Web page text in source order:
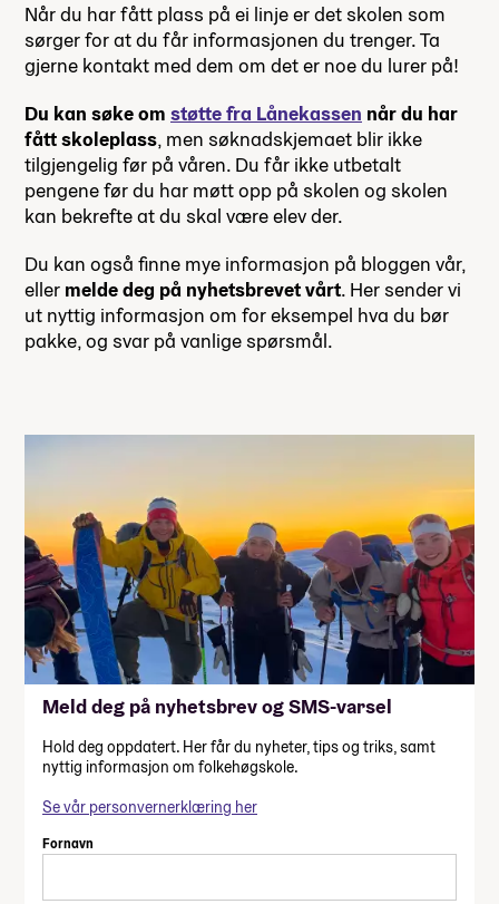
Når du har fått plass på ei linje er det skolen som
sørger for at du får informasjonen du trenger. Ta
gjerne kontakt med dem om det er noe du lurer på!
Du kan søke om støtte fra Lånekassen når du har
fått skoleplass, men søknadskjemaet blir ikke
tilgjengelig før på våren. Du får ikke utbetalt
pengene før du har møtt opp på skolen og skolen
kan bekrefte at du skal være elev der.
Du kan også finne mye informasjon på bloggen vår,
eller melde deg på nyhetsbrevet vårt. Her sender vi
ut nyttig informasjon om for eksempel hva du bør
pakke, og svar på vanlige spørsmål.
Meld deg på nyhetsbrev og SMS-varsel
Hold deg oppdatert. Her får du nyheter, tips og triks, samt
nyttig informasjon om folkehøgskole.
Se vår personvernerklæring her
Fornavn